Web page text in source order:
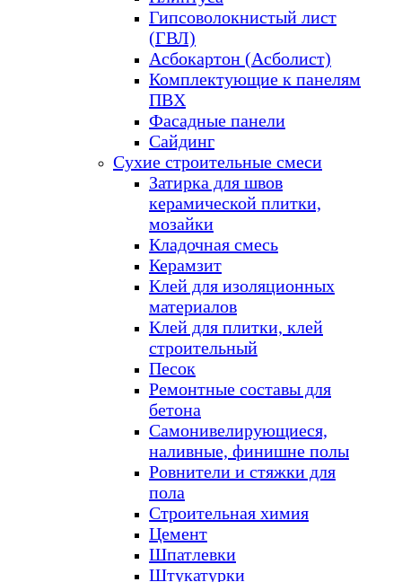
Гипсоволокнистый лист
(ГВЛ)
Асбокартон (Асболист)
Комплектующие к панелям
ПВХ
Фасадные панели
Сайдинг
Сухие строительные смеси
Затирка для швов
керамической плитки,
мозайки
Кладочная смесь
Керамзит
Клей для изоляционных
материалов
Клей для плитки, клей
строительный
Песок
Ремонтные составы для
бетона
Самонивелирующиеся,
наливные, финишне полы
Ровнители и стяжки для
пола
Строительная химия
Цемент
Шпатлевки
Штукатурки